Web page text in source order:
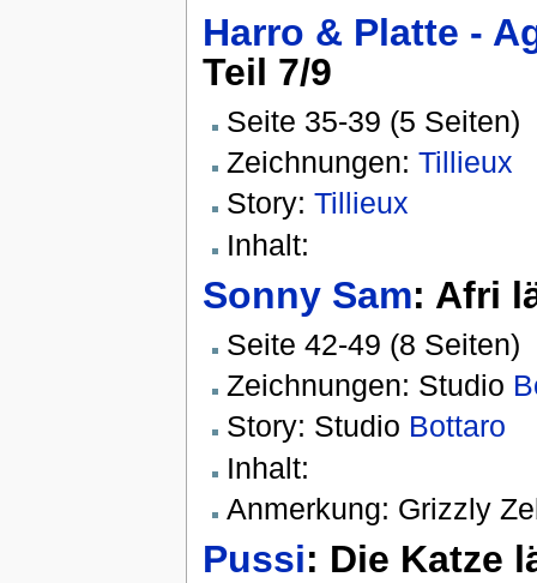
Harro & Platte -
Teil 7/9
Seite 35-39 (5 Seiten)
Zeichnungen: Tillieux
Story: Tillieux
Inhalt:
Sonny Sam: Afri
Seite 42-49 (8 Seiten)
Zeichnungen: Studio
Story: Studio Bottaro
Inhalt:
Anmerkung: Grizzly
Pussi: Die Katze